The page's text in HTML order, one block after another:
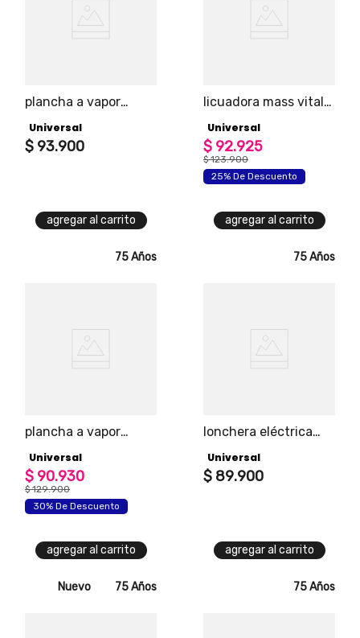
plancha a vapor
salidas de vapor, 3
niveles de
Universal
$ 93.900
agregar al carrito
licuadora mass vital
Universal
$ 92.925
$ 123.900
25% De Descuento
agregar al carrito
75 Años
plancha a vapor
Universal
$ 90.930
$ 129.900
30% De Descuento
agregar al carrito
75 Años
lonchera eléctrica
universal,
compartimiento
Universal
$ 89.900
agregar al carrito
Nuevo 75 Años 75 Años